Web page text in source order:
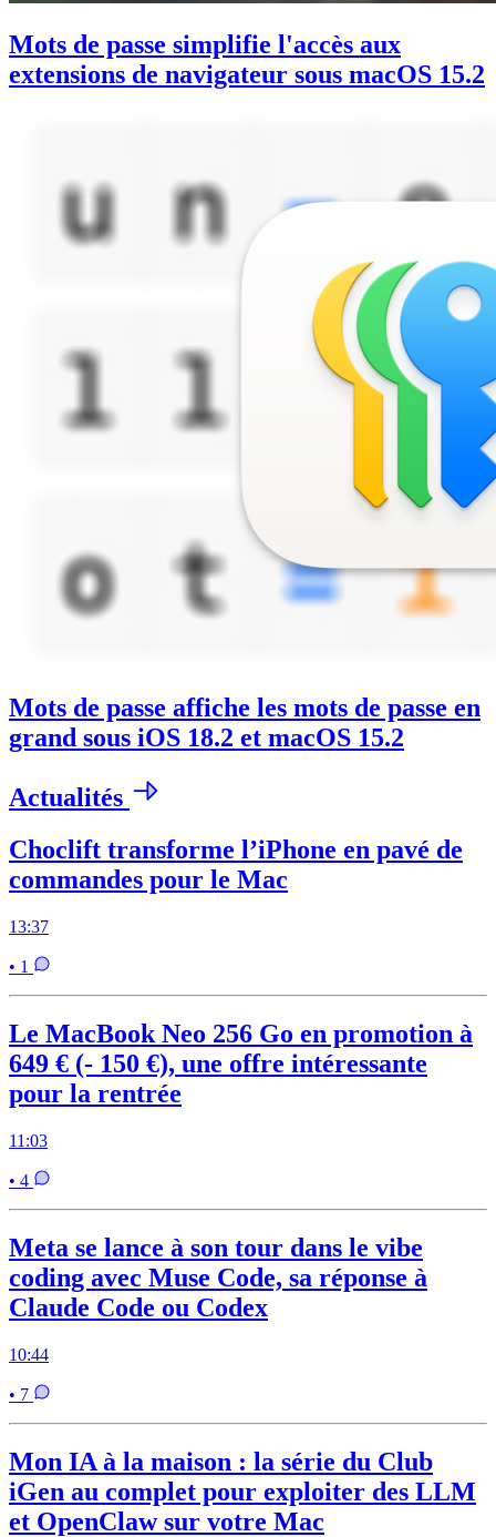
Mots de passe simplifie l'accès aux
extensions de navigateur sous macOS 15.2
Mots de passe affiche les mots de passe en
grand sous iOS 18.2 et macOS 15.2
Actualités
Choclift transforme l’iPhone en pavé de
commandes pour le Mac
13:37
• 1
Le MacBook Neo 256 Go en promotion à
649 € (- 150 €), une offre intéressante
pour la rentrée
11:03
• 4
Meta se lance à son tour dans le vibe
coding avec Muse Code, sa réponse à
Claude Code ou Codex
10:44
• 7
Mon IA à la maison : la série du Club
iGen au complet pour exploiter des LLM
et OpenClaw sur votre Mac